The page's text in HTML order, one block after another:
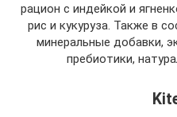
рацион с индейкой и
рис и кукуруза. Также в
минеральные добавки,
пребиотики,